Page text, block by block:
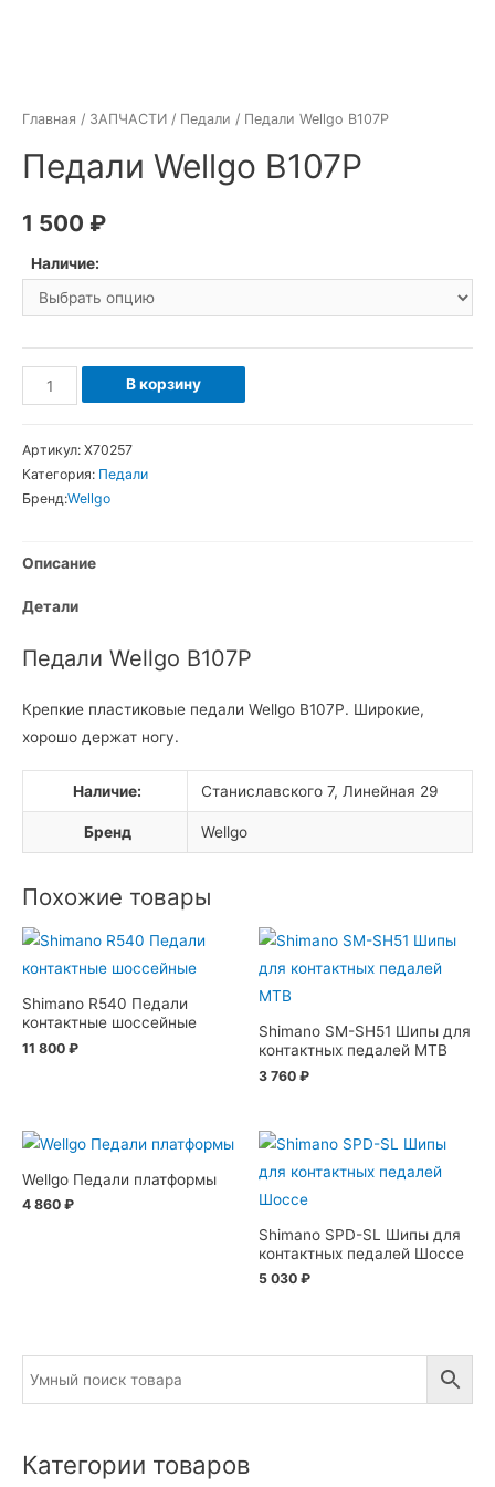
Главная / ЗАПЧАСТИ / Педали / Педали Wellgo B107P
Педали Wellgo B107P
1 500 ₽
Наличие:
Количество
товара
Wellgo
B107P
В корзину
Артикул: Х70257
Категория: Педали
Бренд:Wellgo
Описание
Детали
Педали Wellgo B107P
Крепкие пластиковые педали Wellgo B107P. Широкие,
хорошо держат ногу.
Наличие: Станиславского 7, Линейная 29
Бренд Wellgo
Похожие товары
Shimano R540 Педали
контактные шоссейные
11 800 ₽
Shimano SM-SH51 Шипы для
контактных педалей MTB
3 760 ₽
Wellgo Педали платформы
4 860 ₽
Shimano SPD-SL Шипы для
контактных педалей Шоссе
5 030 ₽
Категории товаров